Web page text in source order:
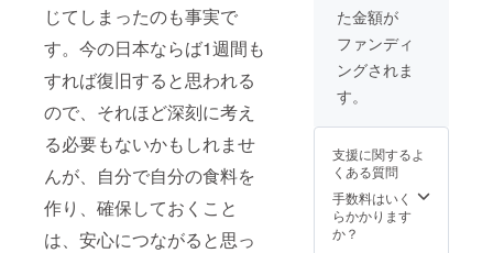
じてしまったのも事実で
す。今の日本ならば1週間も
すれば復旧すると思われる
ので、それほど深刻に考え
る必要もないかもしれませ
んが、自分で自分の食料を
作り、確保しておくこと
は、安心につながると思っ
(土) う
ちやま
コミュ
ニティ
農園
パー
ティー
6月29日
(土) 里
山の生
き物
ニティ
農園の
活動が
始まっ
の様子
に、ク
ラウド
ファン
ディン
適した
「うち
やまコ
ミュニ
リジナ
ンドを
ご提供
です。
また、
コミュ
た金額が
ファンディ
ングされま
す。
支援に関するよ
くある質問
手数料はいく
らかかります
か？